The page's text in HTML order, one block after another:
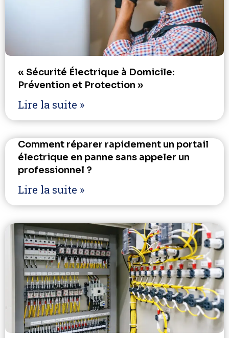
« Sécurité Électrique à Domicile:
Prévention et Protection »
Lire la suite »
Comment réparer rapidement un portail
électrique en panne sans appeler un
professionnel ?
Lire la suite »